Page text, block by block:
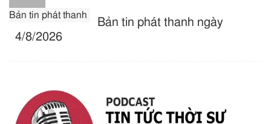
Bản tin phát thanh
Bản tin phát thanh ngày
4/8/2026